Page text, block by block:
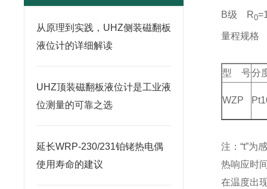
从原理到实践，UHZ侧装磁翻板
液位计的详细解读
UHZ顶装磁翻板液位计是工业液
位测量的可靠之选
延长WRP-230/231铂铑热电偶
使用寿命的建议
B级 R0
量程规格
型 号分
WZP
注：“t”为
热响应时
在温度出